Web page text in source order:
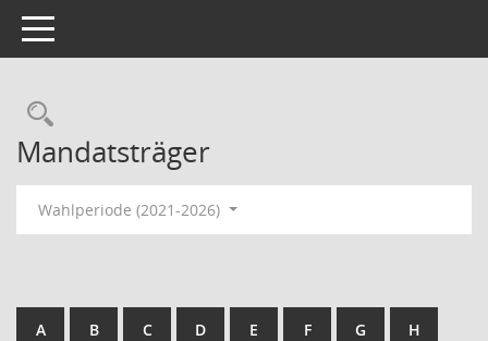
Toggle navigation
Rechercheauswahl
Mandatsträger
Wahlperiode (2021-2026)
A B C D E F G H